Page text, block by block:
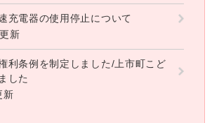
充電器の使用停止について
新
利条例を制定しました/上市町こど
した
新